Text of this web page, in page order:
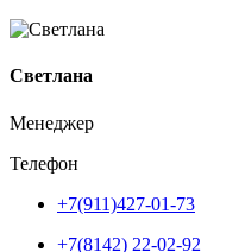
Светлана
Менеджер
Телефон
+7(911)427-01-73
+7(8142) 22-02-92